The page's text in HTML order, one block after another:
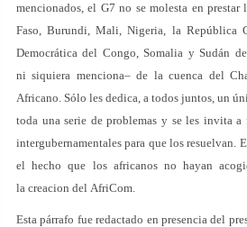
mencionados, el G7 no se molesta en
Faso, Burundi, Mali, Nigeria, la República
Democrática del Congo, Somalia y Sudán
ni siquiera menciona– de la cuenca del
Africano. Sólo les dedica, a todos juntos, un
toda una serie de problemas y se les invita a
intergubernamentales para que los resuelvan.
el hecho que los africanos no hayan
la creacion del AfriCom.
Esta párrafo fue redactado en presencia del